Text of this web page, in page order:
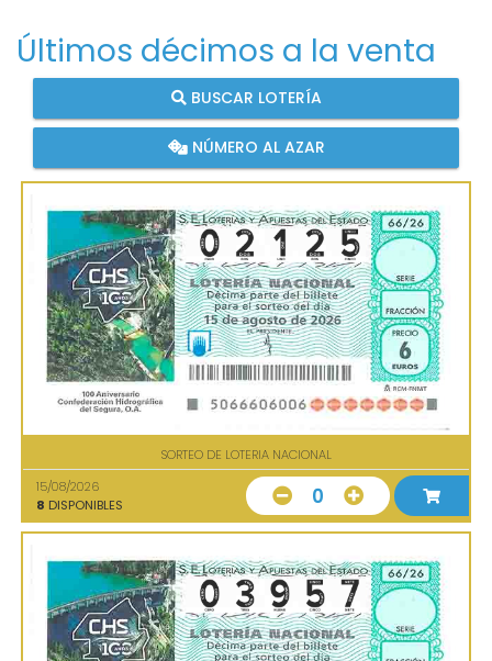
Últimos décimos a la venta
BUSCAR LOTERÍA
NÚMERO AL AZAR
SORTEO DE LOTERIA NACIONAL
15/08/2026
8 DISPONIBLES 0